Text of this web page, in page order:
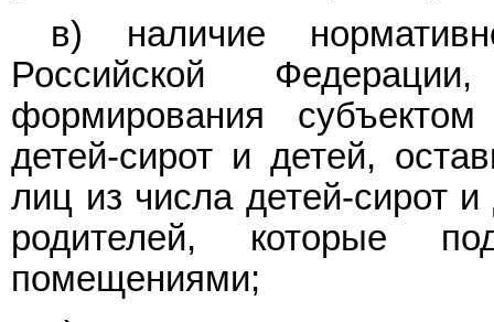
в) наличие
Российской
формирования
детей-сирот и детей,
лиц из числа детей-сирот
родителей, которые
помещениями;